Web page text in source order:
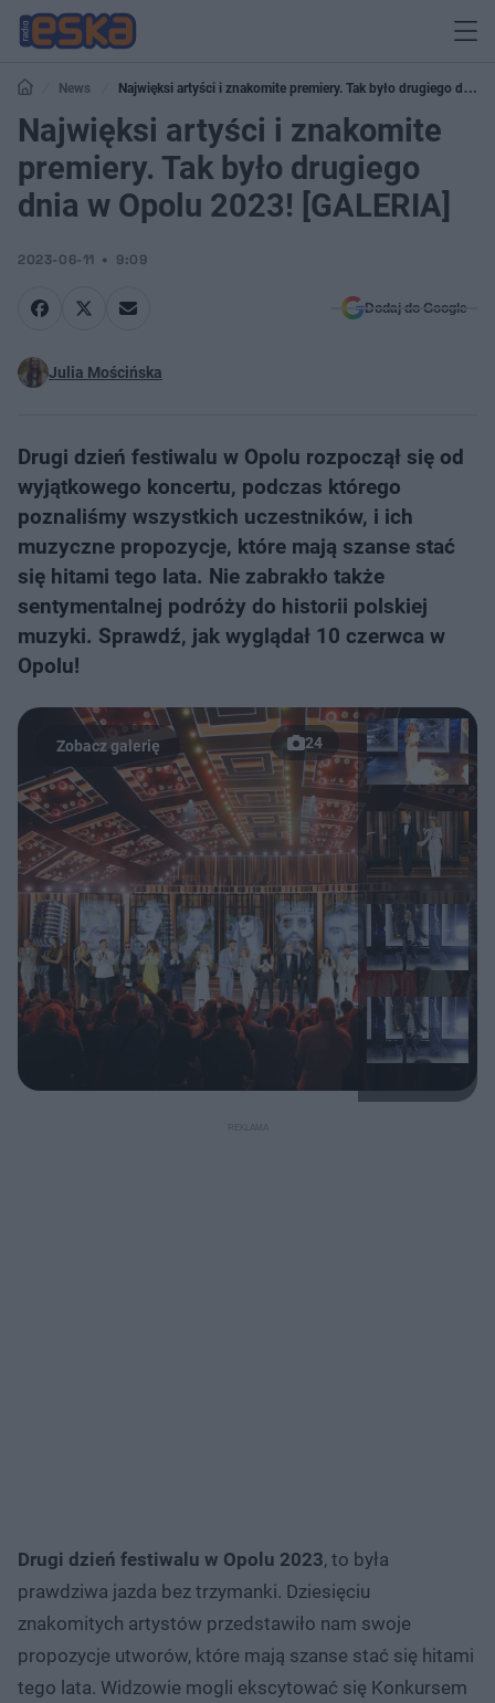
News
Najwięksi artyści i znakomite premiery. Tak było drugiego dnia
w Opolu 2023! [GALERIA]
Najwięksi artyści i znakomite
premiery. Tak było drugiego
dnia w Opolu 2023! [GALERIA]
2023-06-11 9:09
Dodaj do Google
Julia Mościńska
Drugi dzień festiwalu w Opolu rozpoczął się od
wyjątkowego koncertu, podczas którego
poznaliśmy wszystkich uczestników, i ich
muzyczne propozycje, które mają szanse stać
się hitami tego lata. Nie zabrakło także
sentymentalnej podróży do historii polskiej
muzyki. Sprawdź, jak wyglądał 10 czerwca w
Opolu!
24
Drugi dzień festiwalu w Opolu 2023, to była
prawdziwa jazda bez trzymanki. Dziesięciu
znakomitych artystów przedstawiło nam swoje
propozycje utworów, które mają szanse stać się hitami
tego lata. Widzowie mogli ekscytować się Konkursem